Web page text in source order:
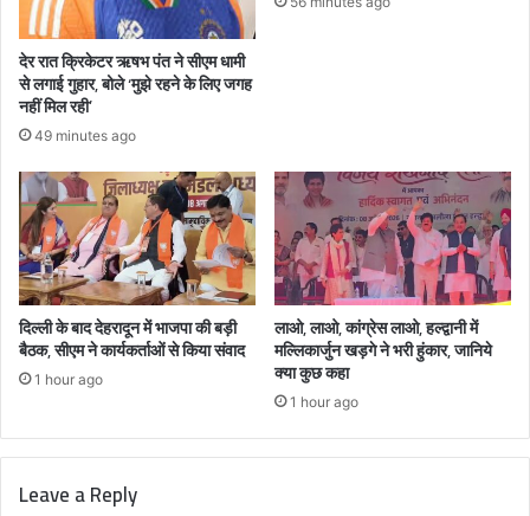
देर रात क्रिकेटर ऋषभ पंत ने सीएम धामी
से लगाई गुहार, बोले ‘मुझे रहने के लिए जगह
नहीं मिल रही’
49 minutes ago
दिल्ली के बाद देहरादून में भाजपा की बड़ी
बैठक, सीएम ने कार्यकर्ताओं से किया संवाद
1 hour ago
लाओ, लाओ, कांग्रेस लाओ, हल्द्वानी में
मल्लिकार्जुन खड़गे ने भरी हुंकार, जानिये
क्या कुछ कहा
1 hour ago
Leave a Reply